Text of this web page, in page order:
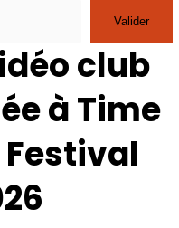
Valider
club
à Time